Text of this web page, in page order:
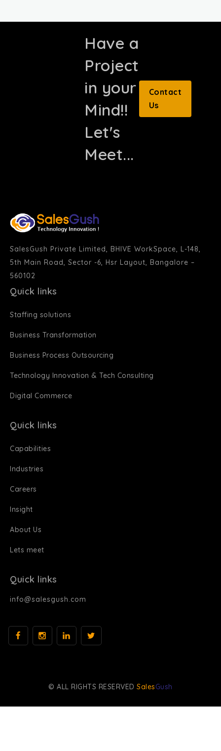
Have a
Project
in your
Mind!!
Let's
Meet...
Contact
Us
SalesGush Private Limited, BHIVE WorkSpace, L-148,
5th Main Road, Sector -6, Hsr Layout, Bangalore –
560102
Quick links
Staffing solutions
Business Transformation
Business Process Outsourcing
Technology Innovation & Tech Consulting
Digital Commerce
Quick links
Capabilities
Industries
Careers
Insight
About Us
Lets meet
Quick links
info@salesgush.com
© ALL RIGHTS RESERVEDSalesGush